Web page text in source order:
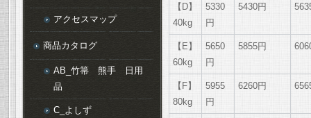
【D】
40kg
5330
円
5430円
【E】
60kg
5650
円
5855円
【F】
80kg
5955
円
6260円
アクセスマップ
商品カタログ
AB_竹箒 熊手 日用
品
C_よしず